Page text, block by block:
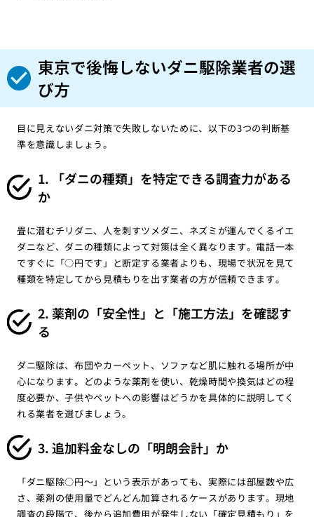
東京で後悔しないダニ駆除業者の選
び方
目に見えないダニ対策で失敗しないために、以下の3つの判断基
準を意識しましょう。
1. 「ダニの種類」を特定できる調査力がある
か
畳に潜むチリダニ、人を刺すツメダニ、ネズミが運んでくるイエ
ダニなど、ダニの種類によって対策は全く異なります。電話一本
ですぐに「○円です」と断定する業者よりも、現場で状況を見て
種類を特定してから見積もりを出す業者の方が信頼できます。
2. 薬剤の「安全性」と「施工方法」を確認す
る
ダニ駆除は、布団やカーペット、ソファなど肌に触れる場所が中
心になります。どのような薬剤を使い、乾燥時間や換気はどの程
度必要か、子供やペットへの影響はどうかを具体的に説明してく
れる業者を選びましょう。
3. 追加料金なしの「明朗会計」か
「ダニ駆除○円〜」という表示があっても、実際には部屋数や広
さ、薬剤の使用量でどんどん加算されるケースがあります。現地
調査の段階で、後から追加費用が発生しない「確定見積もり」を